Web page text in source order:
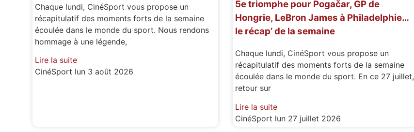
Chaque lundi, CinéSport vous propose un
récapitulatif des moments forts de la semaine
écoulée dans le monde du sport. Nous rendons
hommage à une légende,
Lire la suite
CinéSport lun 3 août 2026
5e triomphe pour Pogačar, GP de
Hongrie, LeBron James à Philadelphie…
le récap’ de la semaine
Chaque lundi, CinéSport vous propose un
récapitulatif des moments forts de la semaine
écoulée dans le monde du sport. En ce 27 juillet,
retour sur
Lire la suite
CinéSport lun 27 juillet 2026